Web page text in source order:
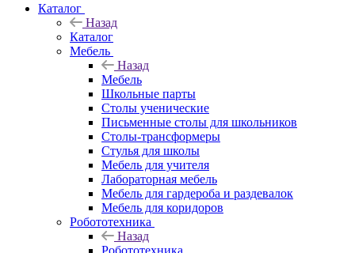
Каталог
Назад
Каталог
Мебель
Назад
Мебель
Школьные парты
Столы ученические
Письменные столы для школьников
Столы-трансформеры
Стулья для школы
Мебель для учителя
Лабораторная мебель
Мебель для гардероба и раздевалок
Мебель для коридоров
Робототехника
Назад
Робототехника